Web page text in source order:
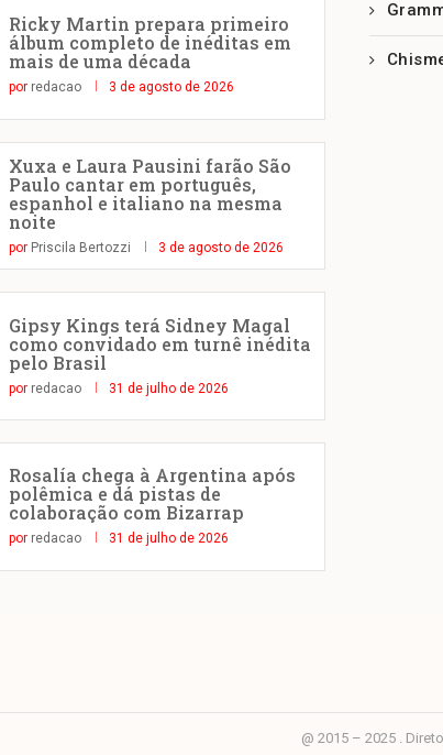
Ricky Martin prepara primeiro
álbum completo de inéditas em
mais de uma década
por redacao 3 de agosto de 2026
Xuxa e Laura Pausini farão São
Paulo cantar em português,
espanhol e italiano na mesma
noite
por Priscila Bertozzi 3 de agosto de 2026
Gipsy Kings terá Sidney Magal
como convidado em turnê inédita
pelo Brasil
por redacao 31 de julho de 2026
Rosalía chega à Argentina após
polêmica e dá pistas de
colaboração com Bizarrap
por redacao 31 de julho de 2026
@ 2015 – 2025 .